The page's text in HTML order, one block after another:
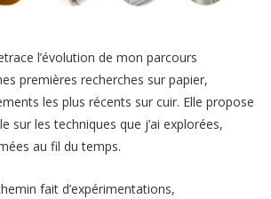
l’évolution de mon parcours
premières recherches sur papier,
les plus récents sur cuir. Elle propose
sur les techniques que j’ai explorées,
au fil du temps.
fait d’expérimentations,